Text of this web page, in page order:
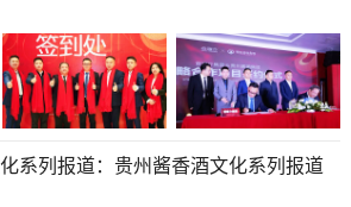
系列报道：贵州酱香酒文化系列报道